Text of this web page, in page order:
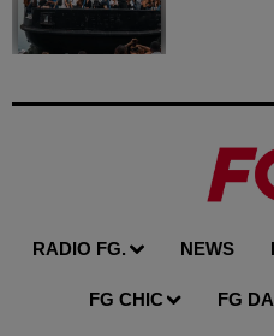
RADIO FG. NEWS
FG CHIC FG